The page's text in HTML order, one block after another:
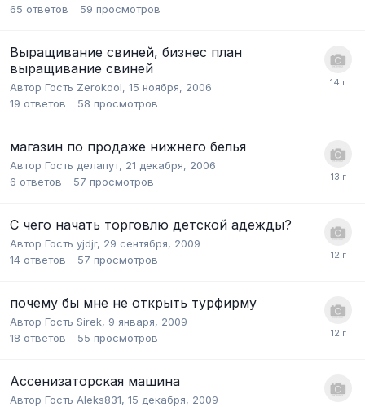
65 ответов 59 просмотров
Выращивание свиней, бизнес план
выращивание свиней
Автор Гость Zerokool, 15 ноября, 2006
19 ответов 58 просмотров
магазин по продаже нижнего белья
Автор Гость делапут, 21 декабря, 2006
6 ответов 57 просмотров
С чего начать торговлю детской адежды?
Автор Гость yjdjr, 29 сентября, 2009
14 ответов 57 просмотров
почему бы мне не открыть турфирму
Автор Гость Sirek, 9 января, 2009
18 ответов 55 просмотров
Ассенизаторская машина
Автор Гость Aleks831, 15 декабря, 2009